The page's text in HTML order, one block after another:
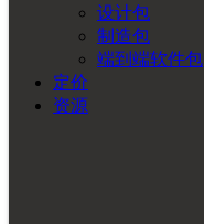
设计包
制造包
端到端软件包
定价
资源